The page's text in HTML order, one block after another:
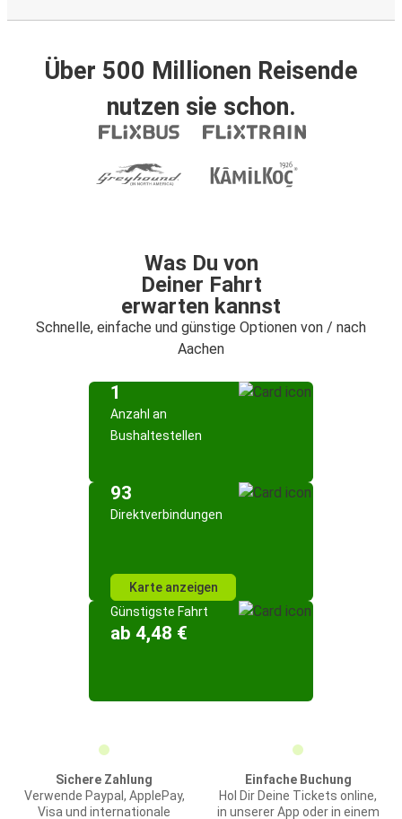
Über 500 Millionen Reisende
nutzen sie schon.
Was Du von
Deiner Fahrt
erwarten kannst
Schnelle, einfache und günstige Optionen von / nach
Aachen
1
Anzahl an
Bushaltestellen
93
Direktverbindungen
Karte anzeigen
Günstigste Fahrt
ab 4,48 €
Sichere Zahlung
Verwende Paypal, ApplePay,
Visa und internationale
Einfache Buchung
Hol Dir Deine Tickets online,
in unserer App oder in einem